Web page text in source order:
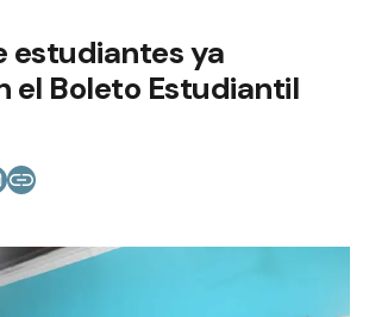
estudiantes ya
el Boleto Estudiantil